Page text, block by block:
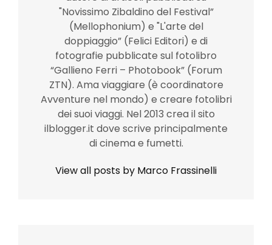
"Novissimo Zibaldino del Festival”
(Mellophonium) e "L'arte del
doppiaggio” (Felici Editori) e di
fotografie pubblicate sul fotolibro
“Gallieno Ferri – Photobook” (Forum
ZTN). Ama viaggiare (è coordinatore
Avventure nel mondo) e creare fotolibri
dei suoi viaggi. Nel 2013 crea il sito
ilblogger.it dove scrive principalmente
di cinema e fumetti.
View all posts by Marco Frassinelli